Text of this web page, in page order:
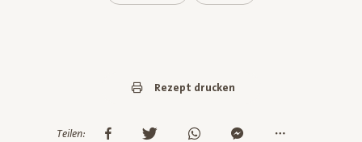
Rezept drucken
Teilen: